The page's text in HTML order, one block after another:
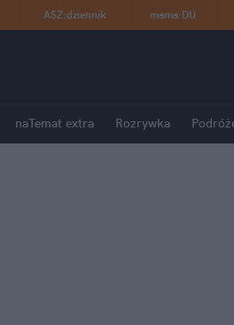
ASZ:dziennik mama:DU
naTemat extra Rozrywka